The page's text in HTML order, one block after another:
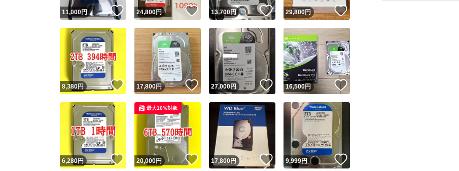
ユーザーの実績について
Yahoo!フリマが定めた一定の基準を満たしたユーザーにバッジを付与しています
安心取引出品者
安心取引出品者 Yahoo!フリマの基準をクリアした安心・安全なユーザーです
取引実績
この商品の情報をコピーします
商品画像の 無断転載は禁止されています
11,000円 いいね！
24,800円 いいね！
13,700円 いいね！
29,800円 いいね！
8,380円 いいね！
17,800円 いいね！
27,000円 いいね！
16,500円 いいね！
6,280円 いいね！
20,000円 いいね！
最大10%対象
17,800円 いいね！
9,999円